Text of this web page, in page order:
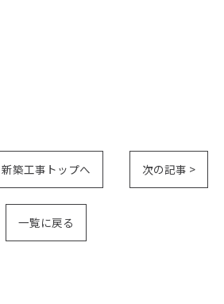
新築工事トップへ 次の記事 >
一覧に戻る